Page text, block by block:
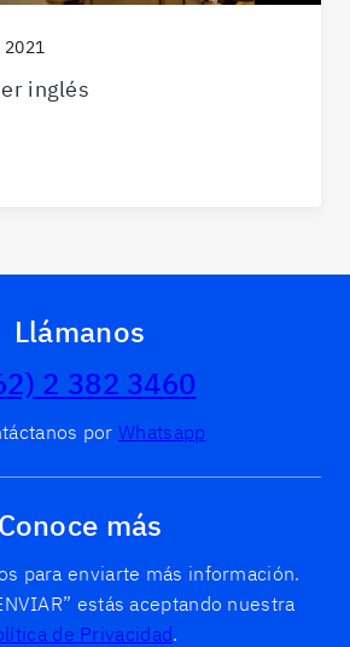
2021
inglés
Llámanos
2 382 3460
por Whatsapp
Conoce más
para enviarte más información.
estás aceptando nuestra
de Privacidad.